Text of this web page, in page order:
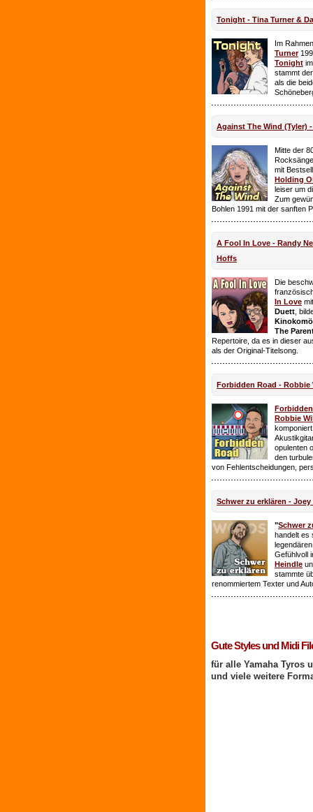
Tonight - Tina Turner &
Im
Turner
Tonight
stammt
als die
Against The Wind (Tyler)
Mitte der
mit
Holding
leiser um
Zum
Bohlen 1991 mit der sanften
A Fool In Love - Randy
Hoffs
Die
In Love
Duett ,
The
Repertoire, da es in dieser
als der Original-Titelsong.
Forbidden Road - Robbie
Robbie
opulenten
den
von Fehlentscheidungen,
Schwer zu erklären - Joey
"Schwer
handelt es
Gefühlvoll
Heindle
stammte
renommiertem Texter und
Gute Styles und Midi
für alle Yamaha Tyros
und viele weitere